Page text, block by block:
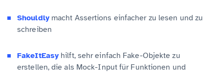
Shouldlymacht Assertions einfacher zu lesen und zu
schreiben
FakeItEasy hilft, sehr einfach Fake-Objekte zu
erstellen, die als Mock-Input für Funktionen und